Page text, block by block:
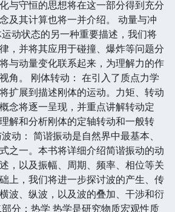
与守恒的思想将在这一部分得到充分
及其计算也将一并介绍。 动量与冲
动状态的另一种重要描述，我们将
，并将其应用于碰撞、爆炸等问题分
与动量变化联系起来，为理解力的作
角。 刚体转动： 在引入了质点力学
扩展到描述刚体的运动。力矩、转动
念将逐一呈现，并重点讲解转动定
解和分析刚体的定轴转动和一般转
动： 简谐振动是自然界中最基本、
之一。本书将详细介绍简谐振动的动
，以及振幅、周期、频率、相位等关
上，我们将进一步探讨波的产生、传
波、纵波，以及波的叠加、干涉和衍
分：热学 热学是研究物质宏观性质